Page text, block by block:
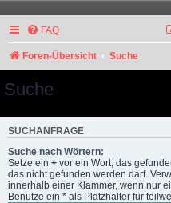
FAQ
Foren-Übersicht Suche
Suche
SUCHANFRAGE
Suche nach Wörtern:
Setze ein + vor ein Wort, das
das nicht gefunden werden darf.
innerhalb einer Klammer, wenn nur
Benutze ein * als Platzhalter für